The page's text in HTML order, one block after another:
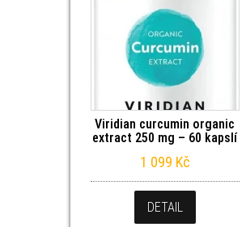
Viridian curcumin organic
extract 250 mg – 60 kapslí
1 099 Kč
DETAIL